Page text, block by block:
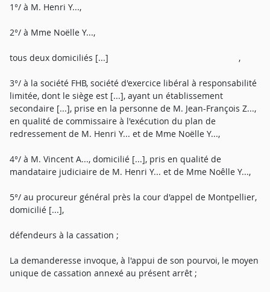
1°/ à M. Henri Y...,
2°/ à Mme Noëlle Y...,
tous deux domiciliés [...] ,
3°/ à la société FHB, société d'exercice libéral à responsabilité
limitée, dont le siège est [...], ayant un établissement
secondaire [...], prise en la personne de M. Jean-François Z...,
en qualité de commissaire à l'exécution du plan de
redressement de M. Henri Y... et de Mme Noëlle Y...,
4°/ à M. Vincent A..., domicilié [...], pris en qualité de
mandataire judiciaire de M. Henri Y... et de Mme Noêlle Y...,
5°/ au procureur général près la cour d'appel de Montpellier,
domicilié [...],
défendeurs à la cassation ;
La demanderesse invoque, à l'appui de son pourvoi, le moyen
unique de cassation annexé au présent arrêt ;